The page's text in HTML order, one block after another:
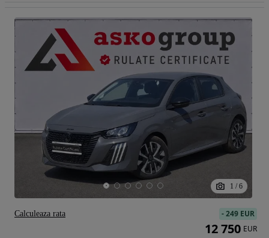
1 / 6
-249 EUR
12 750 EUR
Calculeaza rata